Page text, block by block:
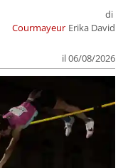
Courmayeur
di
Erika David
il 06/08/2026